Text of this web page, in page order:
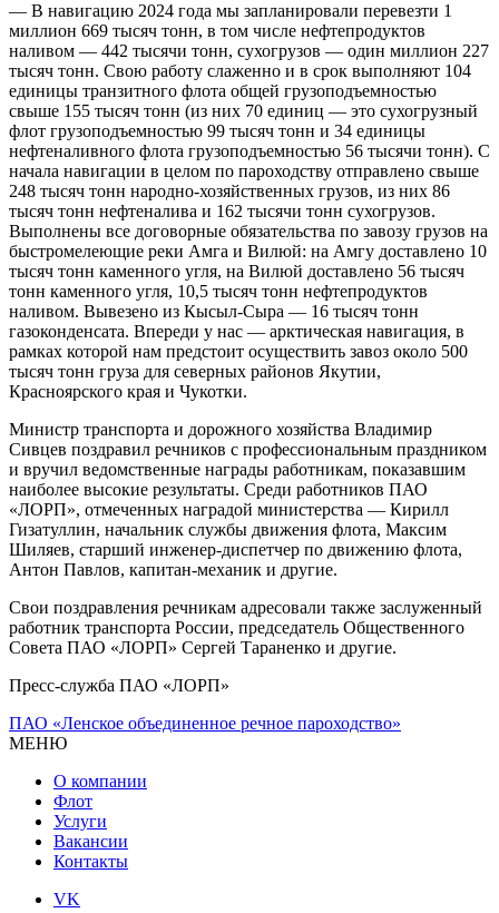
— В навигацию 2024 года мы запланировали перевезти 1
миллион 669 тысяч тонн, в том числе нефтепродуктов
наливом — 442 тысячи тонн, сухогрузов — один миллион 227
тысяч тонн. Свою работу слаженно и в срок выполняют 104
единицы транзитного флота общей грузоподъемностью
свыше 155 тысяч тонн (из них 70 единиц — это сухогрузный
флот грузоподъемностью 99 тысяч тонн и 34 единицы
нефтеналивного флота грузоподъемностью 56 тысячи тонн). С
начала навигации в целом по пароходству отправлено свыше
248 тысяч тонн народно-хозяйственных грузов, из них 86
тысяч тонн нефтеналива и 162 тысячи тонн сухогрузов.
Выполнены все договорные обязательства по завозу грузов на
быстромелеющие реки Амга и Вилюй: на Амгу доставлено 10
тысяч тонн каменного угля, на Вилюй доставлено 56 тысяч
тонн каменного угля, 10,5 тысяч тонн нефтепродуктов
наливом. Вывезено из Кысыл-Сыра — 16 тысяч тонн
газоконденсата. Впереди у нас — арктическая навигация, в
рамках которой нам предстоит осуществить завоз около 500
тысяч тонн груза для северных районов Якутии,
Красноярского края и Чукотки.
Министр транспорта и дорожного хозяйства Владимир
Сивцев поздравил речников с профессиональным праздником
и вручил ведомственные награды работникам, показавшим
наиболее высокие результаты. Среди работников ПАО
«ЛОРП», отмеченных наградой министерства — Кирилл
Гизатуллин, начальник службы движения флота, Максим
Шиляев, старший инженер-диспетчер по движению флота,
Антон Павлов, капитан-механик и другие.
Свои поздравления речникам адресовали также заслуженный
работник транспорта России, председатель Общественного
Совета ПАО «ЛОРП» Сергей Тараненко и другие.
Пресс-служба ПАО «ЛОРП»
ПАО «Ленское объединенное речное пароходство»
МЕНЮ
О компании
Флот
Услуги
Вакансии
Контакты
VK